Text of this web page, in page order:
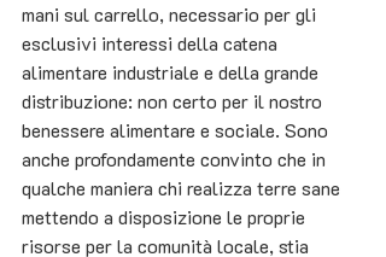
mani sul carrello, necessario per gli
esclusivi interessi della catena
alimentare industriale e della grande
distribuzione: non certo per il nostro
benessere alimentare e sociale. Sono
anche profondamente convinto che in
qualche maniera chi realizza terre sane
mettendo a disposizione le proprie
risorse per la comunità locale, stia